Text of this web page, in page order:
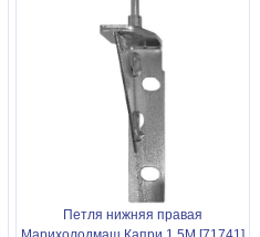
Петля нижняя правая